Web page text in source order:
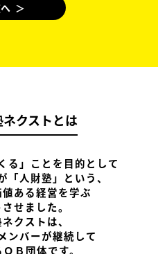
＞
クストとは
る」ことを目的として
「人財塾」という、
ある経営を学ぶ
せました。
クストは、
ンバーが継続して
Ｂ団体です。